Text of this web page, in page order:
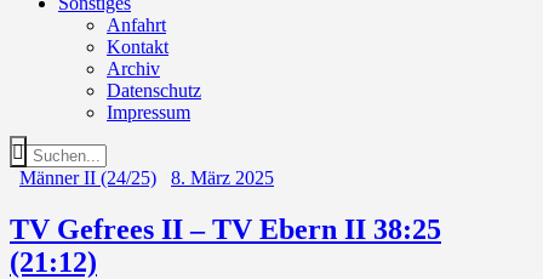
Anfahrt
Kontakt
Archiv
Datenschutz
Impressum
Männer II (24/25) 8. März 2025
TV Gefrees II – TV Ebern II 38:25
(21:12)